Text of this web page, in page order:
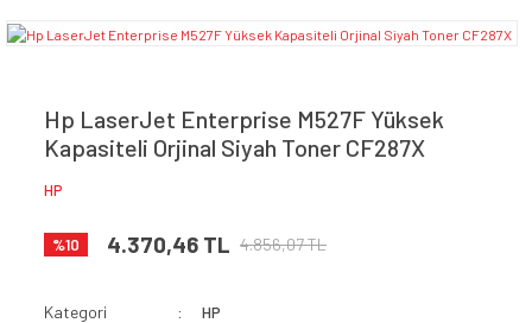
Hp LaserJet Enterprise M527F Yüksek
Kapasiteli Orjinal Siyah Toner CF287X
HP
%10 4.370,46 TL 4.856,07 TL
Kategori
HP